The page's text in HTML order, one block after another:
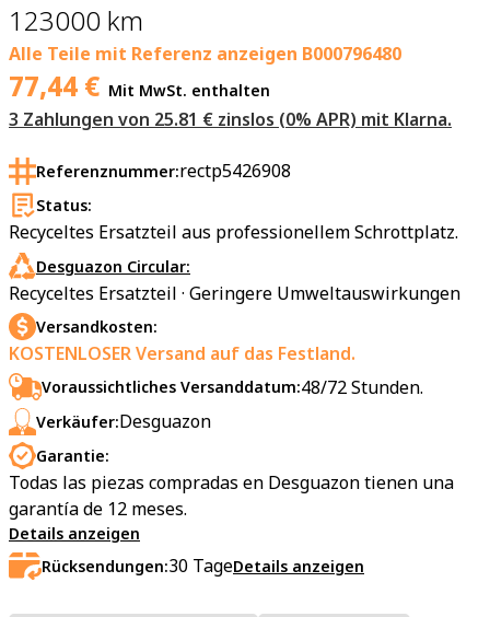
123000 km
Alle Teile mit Referenz anzeigen B000796480
77,44 € Mit MwSt. enthalten
3 Zahlungen von 25.81 € zinslos (0% APR) mit Klarna.
Referenznummer:rectp5426908
Status:
Recyceltes Ersatzteil aus professionellem Schrottplatz.
Desguazon Circular:
Recyceltes Ersatzteil · Geringere Umweltauswirkungen
Versandkosten:
KOSTENLOSER Versand auf das Festland.
Voraussichtliches Versanddatum:48/72 Stunden.
Verkäufer:Desguazon
Garantie:
Todas las piezas compradas en Desguazon tienen una
garantía de 12 meses.
Details anzeigen
Rücksendungen:30 TageDetails anzeigen